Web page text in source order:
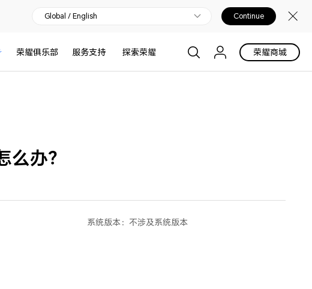
Global / English Continue
荣耀俱乐部 服务支持 探索荣耀 荣耀商城
办？
系统版本： 不涉及系统版本